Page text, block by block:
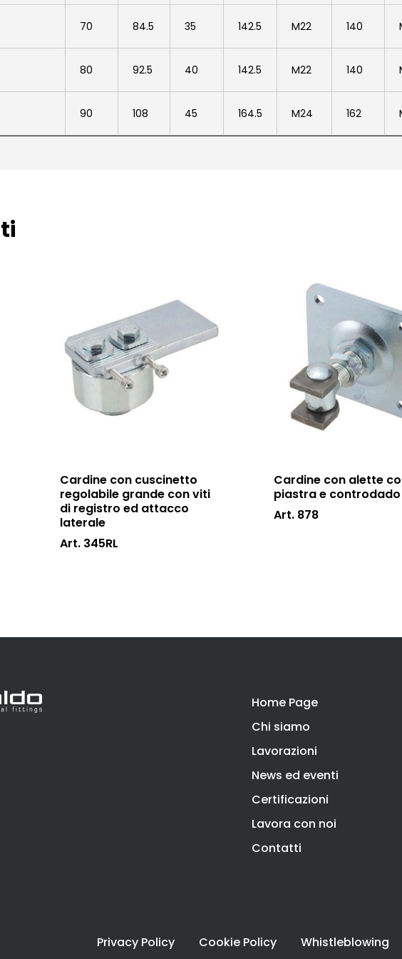
70 84.5 35 142.5 M22 140
80 92.5 40 142.5 M22 140
90 108 45 164.5 M24 162
Cardine con cuscinetto
regolabile grande con viti
di registro ed attacco
laterale
Art. 345RL
Cardine con alette
piastra e controdado
Art. 878
Home Page
Chi siamo
Lavorazioni
News ed eventi
Certificazioni
Lavora con noi
Contatti
Privacy Policy Cookie Policy Whistleblowing